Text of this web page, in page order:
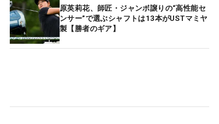
また、クラブ契約フリーの森田は、ウッドはPINGの
『G430』と『G410』が中心で、アイアンはスリク
ソン、ウェッジはヨネックス＆本間ゴルフと、計6
メーカーから気に入ったクラブを組み合わせて使用
原英莉花、師匠・ジャンボ譲りの“高性能セ
ンサー”で選ぶシャフトは13本がUSTマミヤ
製【勝者のギア】